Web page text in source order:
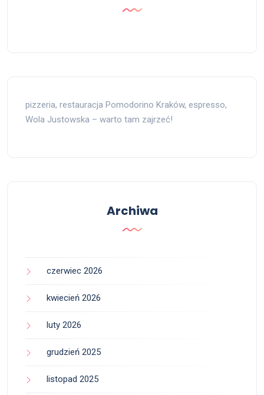
pizzeria, restauracja Pomodorino Kraków, espresso,
Wola Justowska – warto tam zajrzeć!
Archiwa
czerwiec 2026
kwiecień 2026
luty 2026
grudzień 2025
listopad 2025